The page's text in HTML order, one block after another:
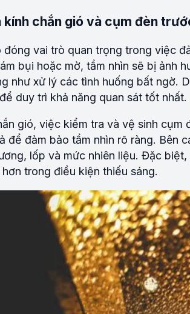
kính chắn gió và cụm đèn
đóng vai trò quan trọng trong việc
bụi hoặc mờ, tầm nhìn sẽ bị ảnh
như xử lý các tình huống bất ngờ.
duy trì khả năng quan sát tốt nhất.
gió, việc kiểm tra và vệ sinh
để đảm bảo tầm nhìn rõ ràng. Bên
lốp và mức nhiên liệu. Đặc
hơn trong điều kiện thiếu sáng.